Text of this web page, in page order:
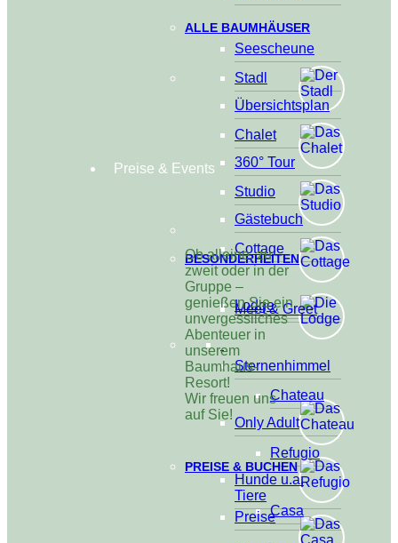
Seescheune
Übersichtsplan
360° Tour
Gästebuch
BESONDERHEITEN
Meet & Greet
Sternenhimmel
Only Adult
Hunde u.a.
Tiere
ALLE BAUMHÄUSER
Stadl
Chalet
Studio
Cottage
Lodge
Chateau
Refugio
Casa
Preise & Events
Ob alleine, zu
zweit oder in der
Gruppe –
genießen Sie ein
unvergessliches
Abenteuer in
unserem
Baumhaus-
Resort!
Wir freuen uns
auf Sie!
PREISE & BUCHEN
Preise